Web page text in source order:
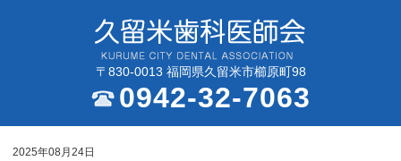
〒830-0013 福岡県久留米市櫛原町98
0942-32-7063
2025年08月24日